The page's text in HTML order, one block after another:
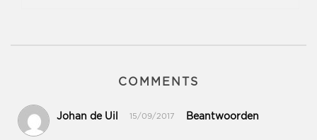
COMMENTS
Johan de Uil 15/09/2017 Beantwoorden